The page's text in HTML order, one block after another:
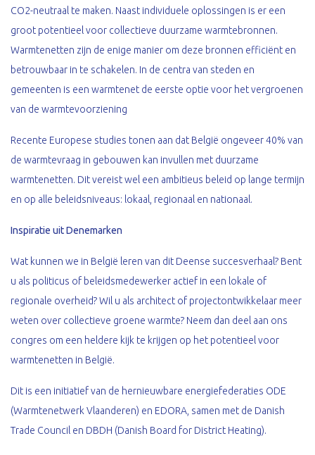
CO2-neutraal te maken. Naast individuele oplossingen is er een
groot potentieel voor collectieve duurzame warmtebronnen.
Warmtenetten zijn de enige manier om deze bronnen efficiënt en
betrouwbaar in te schakelen. In de centra van steden en
gemeenten is een warmtenet de eerste optie voor het vergroenen
van de warmtevoorziening
Recente Europese studies tonen aan dat België ongeveer 40% van
de warmtevraag in gebouwen kan invullen met duurzame
warmtenetten. Dit vereist wel een ambitieus beleid op lange termijn
en op alle beleidsniveaus: lokaal, regionaal en nationaal.
Inspiratie uit Denemarken
Wat kunnen we in België leren van dit Deense succesverhaal? Bent
u als politicus of beleidsmedewerker actief in een lokale of
regionale overheid? Wil u als architect of projectontwikkelaar meer
weten over collectieve groene warmte? Neem dan deel aan ons
congres om een heldere kijk te krijgen op het potentieel voor
warmtenetten in België.
Dit is een initiatief van de hernieuwbare energiefederaties ODE
(Warmtenetwerk Vlaanderen) en EDORA, samen met de Danish
Trade Council en DBDH (Danish Board for District Heating).